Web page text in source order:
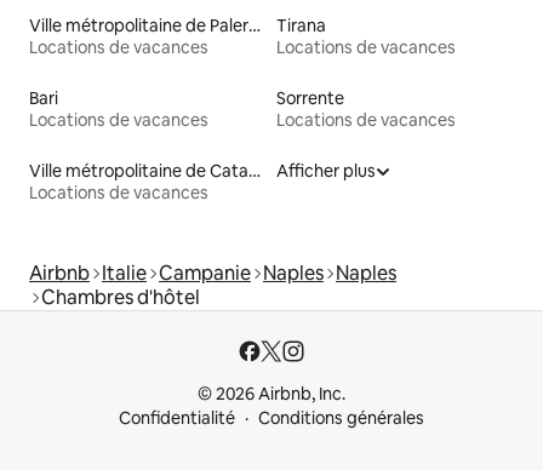
Ville métropolitaine de Palerme
Locations de vacances
Tirana
Locations de vacances
Bari
Locations de vacances
Sorrente
Locations de vacances
Ville métropolitaine de Catane
Locations de vacances
Afficher plus
Airbnb Italie Campanie Naples Naples
Chambres d'hôtel
© 2026 Airbnb, Inc.
Confidentialité
Conditions générales